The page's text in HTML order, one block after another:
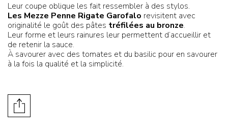
Leur coupe oblique les fait ressembler à des stylos.
Les Mezze Penne Rigate Garofalo revisitent avec
originalité le goût des pâtes tréfilées au bronze.
Leur forme et leurs rainures leur permettent d’accueillir et
de retenir la sauce.
À savourer avec des tomates et du basilic pour en savourer
à la fois la qualité et la simplicité.